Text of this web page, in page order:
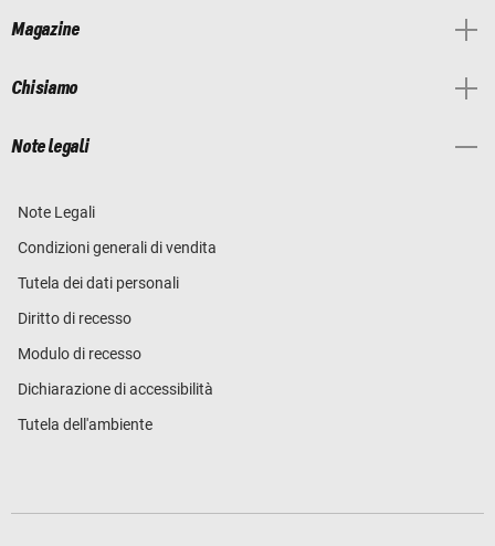
Magazine
Chi siamo
Note legali
Note Legali
Condizioni generali di vendita
Tutela dei dati personali
Diritto di recesso
Modulo di recesso
Dichiarazione di accessibilità
Tutela dell'ambiente